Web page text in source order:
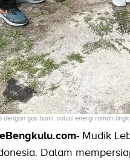
gas bumi, solusi energi ramah
Mudik
Dalam